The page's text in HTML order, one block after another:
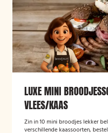
LUXE MINI
VLEES/KAAS
Zin in 10 mini broodjes lekker
verschillende kaassoorten,